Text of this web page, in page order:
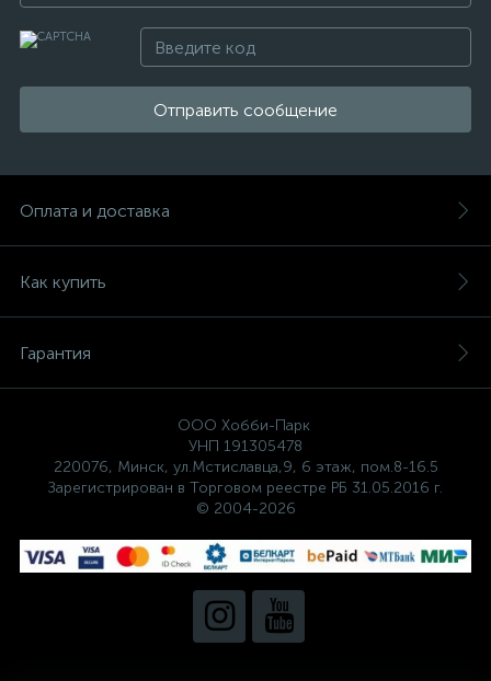
Отправить сообщение
Оплата и доставка
Как купить
Гарантия
ООО Хобби-Парк
УНП 191305478
220076, Минск, ул.Мстиславца,9, 6 этаж, пом.8-16.5
Зарегистрирован в Торговом реестре РБ 31.05.2016 г.
© 2004-2026